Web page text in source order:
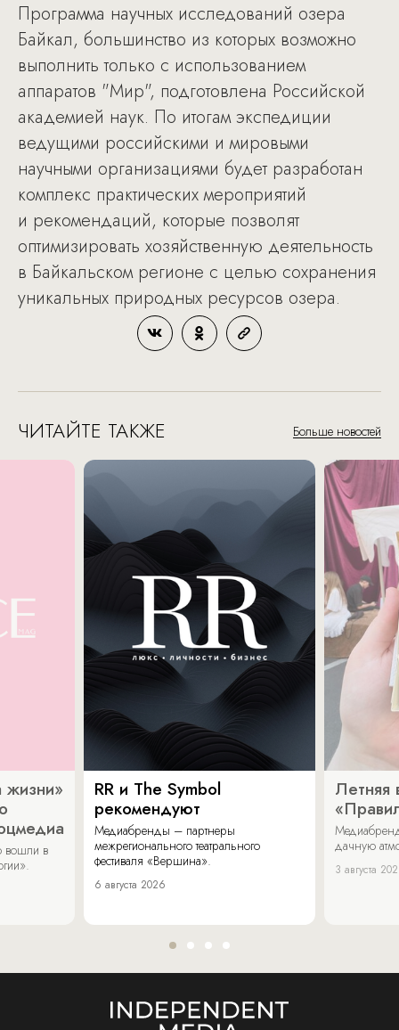
Программа научных исследований озера
Байкал, большинство из которых возможно
выполнить только с использованием
аппаратов "Мир", подготовлена Российской
академией наук. По итогам экспедиции
ведущими российскими и мировыми
научными организациями будет разработан
комплекс практических мероприятий
и рекомендаций, которые позволят
оптимизировать хозяйственную деятельность
в Байкальском регионе с целью сохранения
уникальных природных ресурсов озера.
ЧИТАЙТЕ ТАКЖЕ Больше новостей
жизни»
вошли в
RR и The Symbol
рекомендуют
Медиабренды – партнеры
межрегионального театрального
фестиваля «Вершина».
6 августа 2026
Летняя
дачную
3 августа